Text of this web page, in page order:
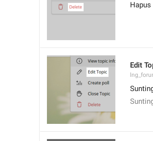
Hapus
Edit